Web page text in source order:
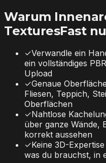
Warum
TexturesFast
✓Verwandle ein
ein vollständiges
Upload
✓Genaue
Fliesen, Teppich,
Oberflächen
✓Nahtlose
über ganze Wände,
korrekt aussehen
✓Keine 3D-
was du brauchst, in